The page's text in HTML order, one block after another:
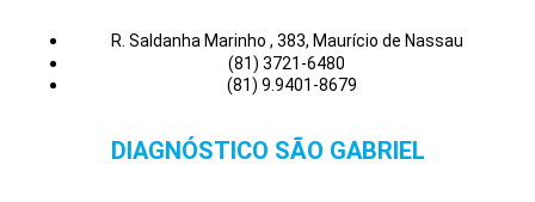
R. Saldanha Marinho , 383, Maurício de Nassau
(81) 3721-6480
(81) 9.9401-8679
DIAGNÓSTICO SÃO GABRIEL